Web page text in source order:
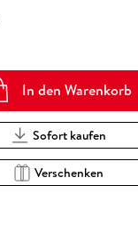
In den Warenkorb
Sofort kaufen
Verschenken